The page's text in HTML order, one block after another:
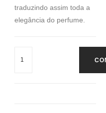
traduzindo assim toda a
elegância do perfume.